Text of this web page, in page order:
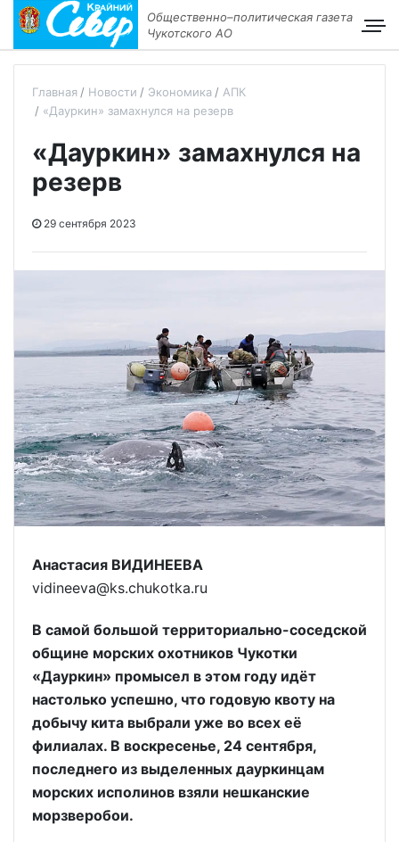
Общественно–политическая газета
Чукотского АО
Главная Новости Экономика
АПК
«Дауркин» замахнулся на резерв
«Дауркин» замахнулся на
резерв
29 сентября 2023
Анастасия ВИДИНЕЕВА
vidineeva@ks.chukotka.ru
В самой большой территориально-соседской
общине морских охотников Чукотки
«Дауркин» промысел в этом году идёт
настолько успешно, что годовую квоту на
добычу кита выбрали уже во всех её
филиалах. В воскресенье, 24 сентября,
последнего из выделенных дауркинцам
морских исполинов взяли нешканские
морзверобои.